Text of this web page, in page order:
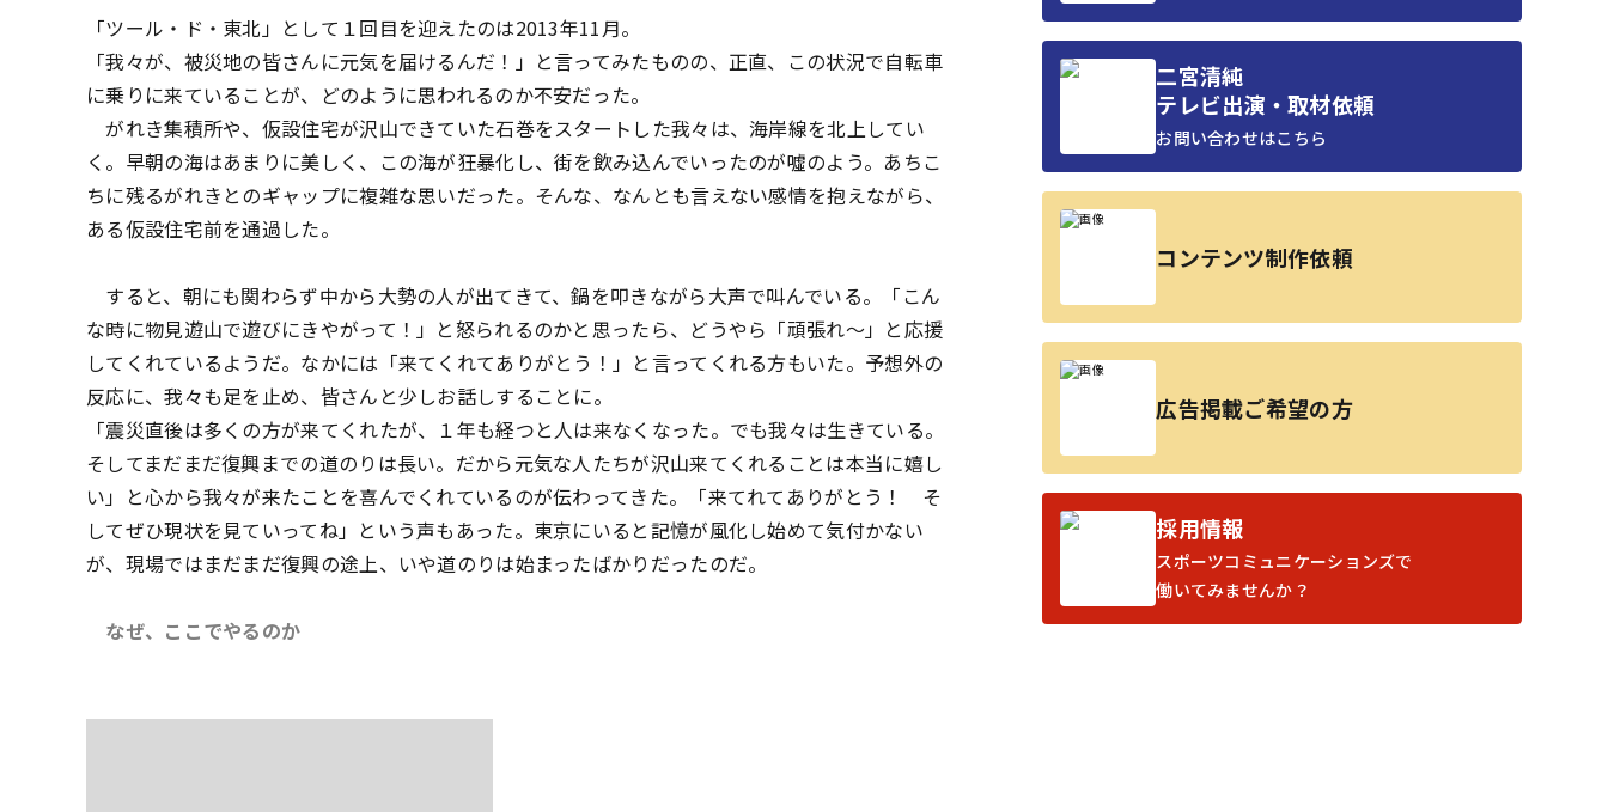
「ツール・ド・東北」として１回目を迎えたのは2013年11月。
「我々が、被災地の皆さんに元気を届けるんだ！」と言ってみたものの、正直、この状況で自転車
に乗りに来ていることが、どのように思われるのか不安だった。
がれき集積所や、仮設住宅が沢山できていた石巻をスタートした我々は、海岸線を北上してい
く。早朝の海はあまりに美しく、この海が狂暴化し、街を飲み込んでいったのが噓のよう。あちこ
ちに残るがれきとのギャップに複雑な思いだった。そんな、なんとも言えない感情を抱えながら、
ある仮設住宅前を通過した。
すると、朝にも関わらず中から大勢の人が出てきて、鍋を叩きながら大声で叫んでいる。「こん
な時に物見遊山で遊びにきやがって！」と怒られるのかと思ったら、どうやら「頑張れ～」と応援
してくれているようだ。なかには「来てくれてありがとう！」と言ってくれる方もいた。予想外の
反応に、我々も足を止め、皆さんと少しお話しすることに。
「震災直後は多くの方が来てくれたが、１年も経つと人は来なくなった。でも我々は生きている。
そしてまだまだ復興までの道のりは長い。だから元気な人たちが沢山来てくれることは本当に嬉し
い」と心から我々が来たことを喜んでくれているのが伝わってきた。「来てれてありがとう！ そ
してぜひ現状を見ていってね」という声もあった。東京にいると記憶が風化し始めて気付かない
が、現場ではまだまだ復興の途上、いや道のりは始まったばかりだったのだ。
なぜ、ここでやるのか
二宮清純
テレビ出演・取材依頼
お問い合わせはこちら
コンテンツ制作依頼
広告掲載ご希望の方
採用情報
スポーツコミュニケーションズで
働いてみませんか？